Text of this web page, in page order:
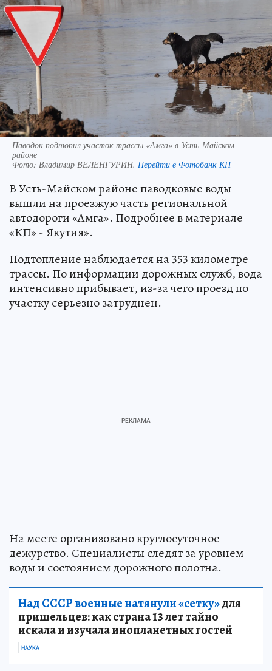
Паводок подтопил участок трассы «Амга» в Усть-Майском
районе
Фото: Владимир ВЕЛЕНГУРИН. Перейти в Фотобанк КП
В Усть-Майском районе паводковые воды
вышли на проезжую часть региональной
автодороги «Амга». Подробнее в материале
«КП» - Якутия».
Подтопление наблюдается на 353 километре
трассы. По информации дорожных служб, вода
интенсивно прибывает, из-за чего проезд по
участку серьезно затруднен.
На месте организовано круглосуточное
дежурство. Специалисты следят за уровнем
воды и состоянием дорожного полотна.
Над СССР военные натянули «сетку»для
пришельцев: как страна 13 лет тайно
искала и изучала инопланетных гостей
НАУКА